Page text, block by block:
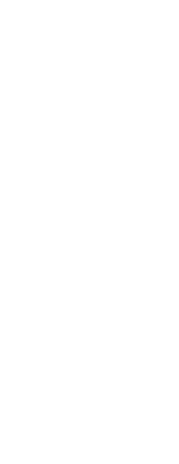
уход,